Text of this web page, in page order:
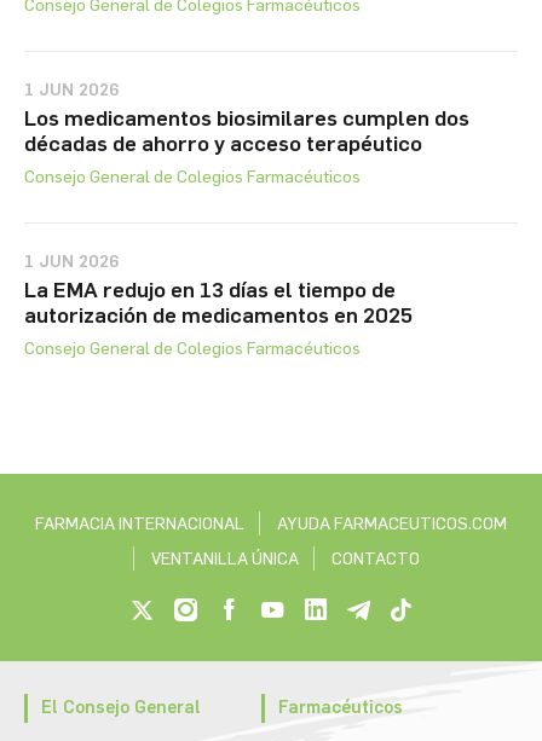
Consejo General de Colegios Farmacéuticos
1 JUN 2026
Los medicamentos biosimilares cumplen dos
décadas de ahorro y acceso terapéutico
Consejo General de Colegios Farmacéuticos
1 JUN 2026
La EMA redujo en 13 días el tiempo de
autorización de medicamentos en 2025
Consejo General de Colegios Farmacéuticos
FARMACIA INTERNACIONAL
AYUDA FARMACEUTICOS.COM
VENTANILLA ÚNICA
CONTACTO
El Consejo General Farmacéuticos